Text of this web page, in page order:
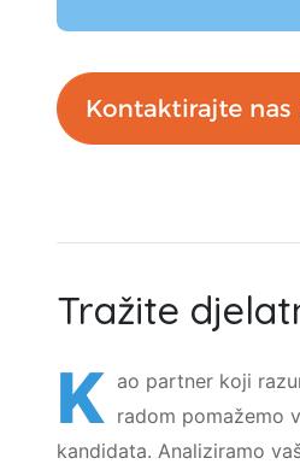
Tražite
K ao partner koji
radom pomažemo
kandidata. Analiziramo